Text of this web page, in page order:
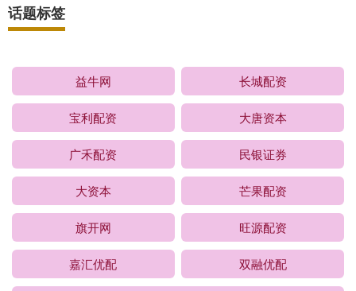
话题标签
益牛网 长城配资
宝利配资 大唐资本
广禾配资 民银证券
大资本 芒果配资
旗开网 旺源配资
嘉汇优配 双融优配